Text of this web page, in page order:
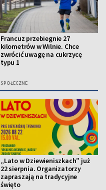
Francuz przebiegnie 27
kilometrów w Wilnie. Chce
zwrócić uwagę na cukrzycę
typu 1
SPOŁECZNE
„Lato w Dziewieniszkach” już
22 sierpnia. Organizatorzy
zapraszają na tradycyjne
święto